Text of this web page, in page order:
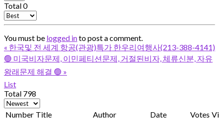
Total0
You must be logged into post a comment.
« 한국및 전 세계 항공(관광)특가 한우리여행사(213-388-4141)
🟢 미국비자문제, 이민페티션문제, 거절된비자, 체류신분, 자유
왕래문제 해결 🟢 »
List
Total 798
Number Title Author Date Votes